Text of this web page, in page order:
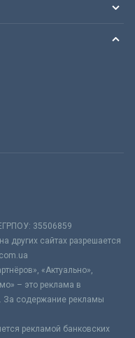
35506859
других сайтах разрешается
«Актуально»,
– это реклама в
За содержание рекламы
рекламой банковских